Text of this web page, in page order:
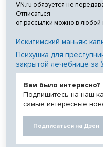
VN.ru обязуется не
Отписаться
от рассылки можно в любой
Искитимский маньяк:
Психушка для
закрытой лечебнице за
Вам было интересно?
Подпишитесь на наш
самые интересные
Подписаться на Дзен